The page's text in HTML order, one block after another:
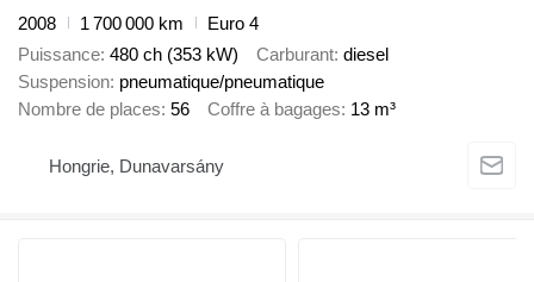
2008
1 700 000 km
Euro 4
Puissance 480 ch (353 kW) Carburant diesel
Suspension pneumatique/pneumatique
Nombre de places 56 Coffre à bagages 13 m³
Hongrie, Dunavarsány